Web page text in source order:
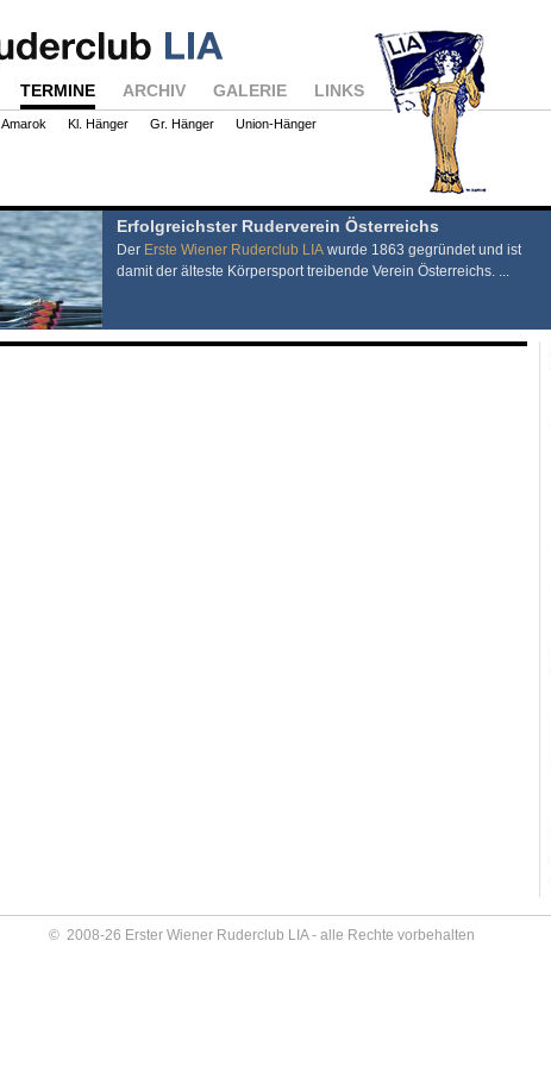
TERMINE ARCHIV GALERIE LINKS
Amarok Kl. Hänger Gr. Hänger Union-Hänger
Erfolgreichster Ruderverein Österreichs
Der Erste Wiener Ruderclub LIAwurde 1863 gegründet und ist
damit der älteste Körpersport treibende Verein Österreichs. ...
© 2008-26 Erster Wiener Ruderclub LIA - alle Rechte vorbehalten